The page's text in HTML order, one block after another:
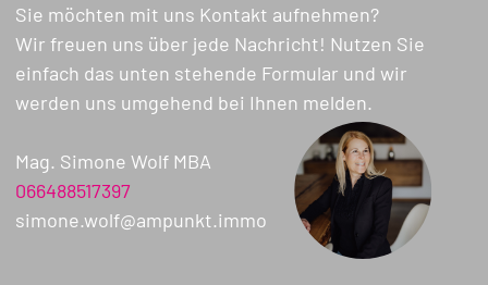
Sie möchten mit uns Kontakt aufnehmen?
Wir freuen uns über jede Nachricht! Nutzen Sie
einfach das unten stehende Formular und wir
werden uns umgehend bei Ihnen melden.
Mag. Simone Wolf MBA
066488517397
simone.wolf@ampunkt.immo